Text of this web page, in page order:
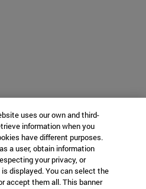
uses our own and third-
information when you
have different purposes.
a user, obtain information
your privacy, or
displayed. You can select the
accept them all. This banner